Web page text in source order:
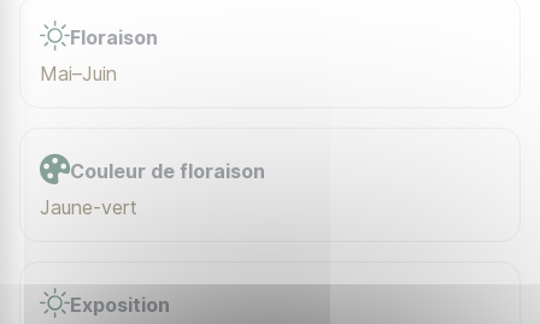
Floraison
Mai–Juin
Couleur de floraison
Jaune-vert
Exposition